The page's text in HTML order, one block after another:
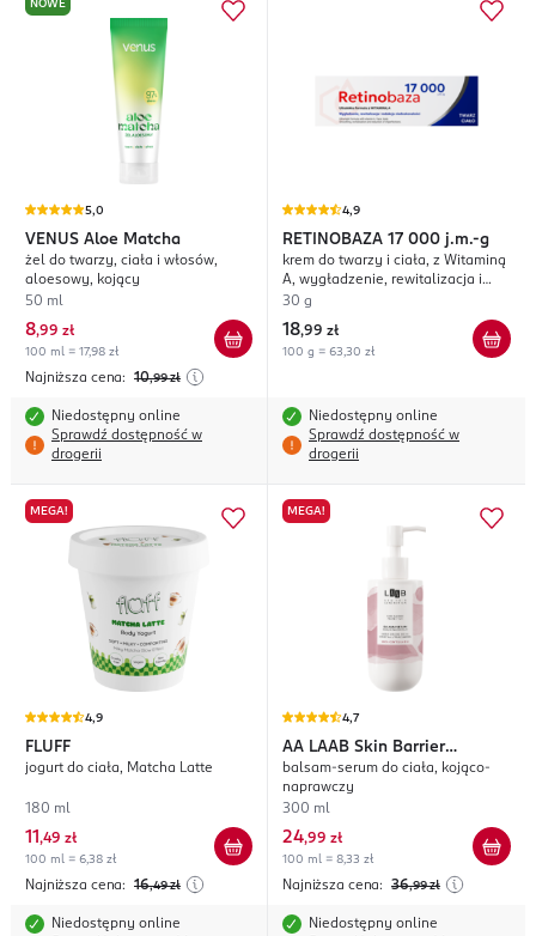
NOWE
5,0
VENUS Aloe Matcha
żel do twarzy, ciała i włosów,
aloesowy, kojący
50 ml
8,99 zł
100 ml = 17,98 zł
Najniższa cena: 10,99 zł
Niedostępny online
Sprawdź dostępność w
drogerii
4,9
RETINOBAZA 17 000 j.m.-g
krem do twarzy i ciała, z Witaminą
A, wygładzenie, rewitalizacja i
redukcja niedoskonałości
30 g
18,99 zł
100 g = 63,30 zł
Niedostępny online
Sprawdź dostępność w
drogerii
MEGA!
4,9
FLUFF
jogurt do ciała, Matcha Latte
180 ml
11 ,49 zł
100 ml = 6,38 zł
Najniższa cena: 16,49 zł
Niedostępny online
MEGA!
4,7
AA LAAB Skin Barrier
Protection
balsam-serum do ciała, kojąco-
naprawczy
300 ml
24,99 zł
100 ml = 8,33 zł
Najniższa cena: 36,99 zł
Niedostępny online